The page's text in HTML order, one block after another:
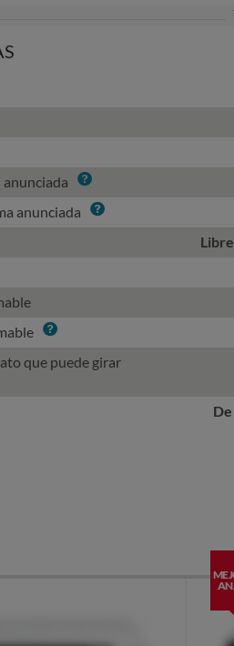
Info
anunciada Info
Info
que puede girar